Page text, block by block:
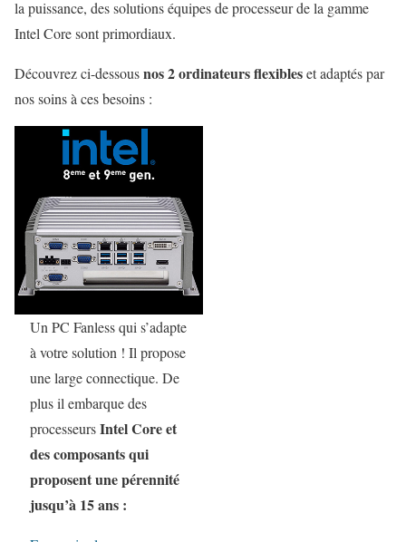
la puissance, des solutions équipes de processeur de la gamme
Intel Core sont primordiaux.
Découvrez ci-dessousnos 2 ordinateurs flexibleset adaptés par
nos soins à ces besoins :
Un PC Fanless qui s’adapte
à votre solution ! Il propose
une large connectique. De
plus il embarque des
processeursIntel Core et
des composants qui
proposent une pérennité
jusqu’à 15 ans :